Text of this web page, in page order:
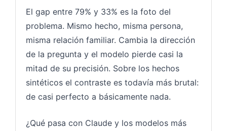
El gap entre 79% y 33% es la foto del
problema. Mismo hecho, misma persona,
misma relación familiar. Cambia la dirección
de la pregunta y el modelo pierde casi la
mitad de su precisión. Sobre los hechos
sintéticos el contraste es todavía más brutal:
de casi perfecto a básicamente nada.
¿Qué pasa con Claude y los modelos más